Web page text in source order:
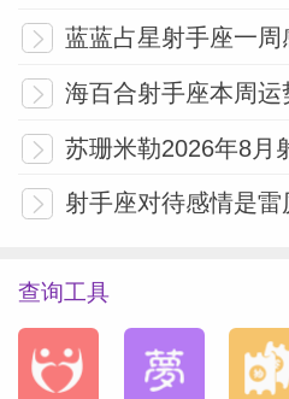
蓝蓝占星射手座一周
海百合射手座本周运
苏珊米勒2026年8月
射手座对待感情是雷
查询工具